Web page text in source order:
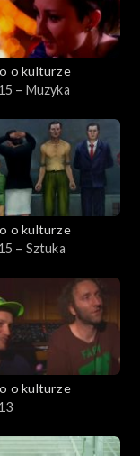
o kulturze
– Muzyka
o kulturze
– Sztuka
o kulturze